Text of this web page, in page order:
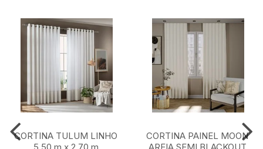
CORTINA TULUM LINHO
CORTINA PAINEL MOON